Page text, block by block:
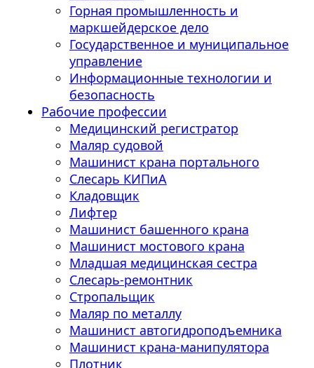
Горная промышленность и
маркшейдерское дело
Государственное и муниципальное
управление
Информационные технологии и
безопасность
Рабочие профессии
Медицинский регистратор
Маляр судовой
Машинист крана портального
Слесарь КИПиА
Кладовщик
Лифтер
Машинист башенного крана
Машинист мостового крана
Младшая медицинская сестра
Слесарь-ремонтник
Стропальщик
Маляр по металлу
Машинист автогидроподъемника
Машинист крана-манипулятора
Плотник